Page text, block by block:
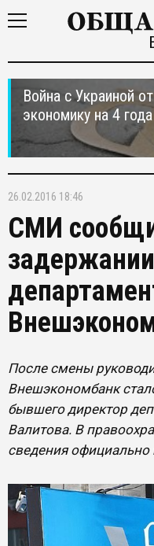
Война с Украиной
экономику на 4
26.02.2016 18:46
СМИ
После смены
Внешэкономбанк
бывшего директор
Валитова. В
сведения